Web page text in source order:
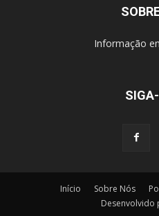
Informação
Início Sobre Nós
Desenvolvido